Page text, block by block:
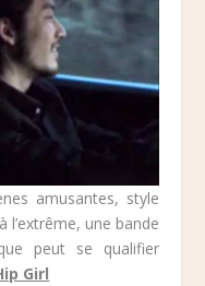
amusantes, style
l’extrême, une bande
peut se qualifier
Girl